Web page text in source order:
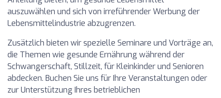
auszuwählen und sich von irreführender Werbung der
Lebensmittelindustrie abzugrenzen.
Zusätzlich bieten wir spezielle Seminare und Vorträge an,
die Themen wie gesunde Ernährung während der
Schwangerschaft, Stillzeit, für Kleinkinder und Senioren
abdecken. Buchen Sie uns für Ihre Veranstaltungen oder
zur Unterstützung Ihres betrieblichen